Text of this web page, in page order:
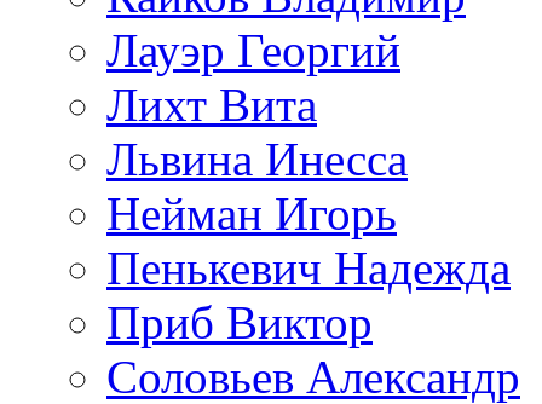
Лауэр Георгий
Лихт Вита
Львина Инесса
Нейман Игорь
Пенькевич Надежда
Приб Виктор
Соловьев Александр